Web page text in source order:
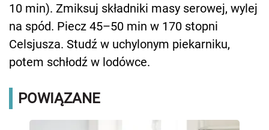
10 min). Zmiksuj składniki masy serowej, wylej
na spód. Piecz 45–50 min w 170 stopni
Celsjusza. Studź w uchylonym piekarniku,
potem schłodź w lodówce.
POWIĄZANE